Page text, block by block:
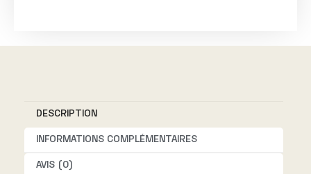
a
t
i
DESCRIPTION
INFORMATIONS COMPLÉMENTAIRES
AVIS (0)